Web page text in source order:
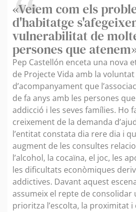
«Veiem com els
d'habitatge
vulnerabilitat de
persones que
Pep Castellón enceta una nova
de Projecte Vida amb la
d’acompanyament que
de fa anys amb les persones
addicció i les seves famílies. Ho
creixement de la demanda
l’entitat constata dia rere dia i
augment de les consultes
l’alcohol, la cocaïna, el joc, les
les dificultats econòmiques
addictives. Davant aquest
assumeix el repte de consolidar
prioritza l’escolta, la proximitat